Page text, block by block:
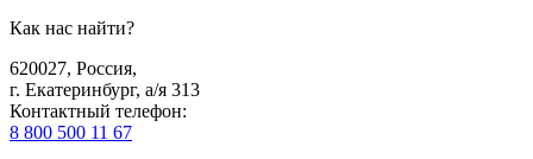
Как нас найти?
620027, Россия,
г. Екатеринбург, а/я 313
Контактный телефон:
8 800 500 11 67